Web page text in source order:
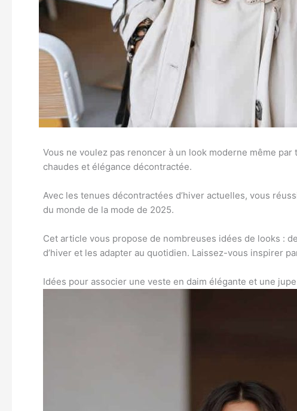
Vous ne voulez pas renoncer à un look moderne même
chaudes et élégance décontractée.
Avec les tenues décontractées d’hiver actuelles, vous
du monde de la mode de 2025.
Cet article vous propose de nombreuses idées de looks :
d’hiver et les adapter au quotidien. Laissez-vous inspirer
Idées pour associer une veste en daim élégante et une